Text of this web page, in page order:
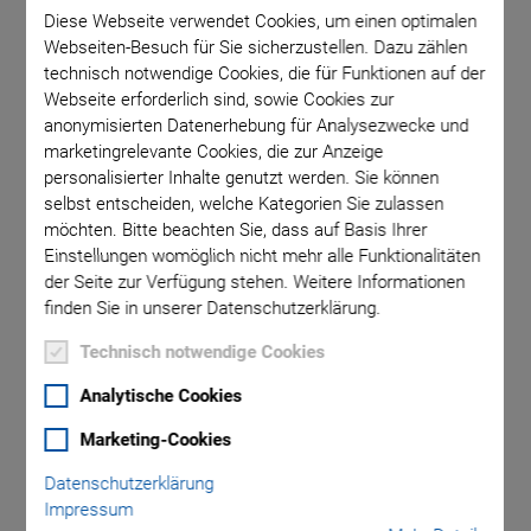
Diese Webseite verwendet Cookies, um einen optimalen
Webseiten-Besuch für Sie sicherzustellen. Dazu zählen
technisch notwendige Cookies, die für Funktionen auf der
Webseite erforderlich sind, sowie Cookies zur
anonymisierten Datenerhebung für Analysezwecke und
marketingrelevante Cookies, die zur Anzeige
personalisierter Inhalte genutzt werden. Sie können
selbst entscheiden, welche Kategorien Sie zulassen
möchten. Bitte beachten Sie, dass auf Basis Ihrer
Einstellungen womöglich nicht mehr alle Funktionalitäten
der Seite zur Verfügung stehen. Weitere Informationen
finden Sie in unserer Datenschutzerklärung.
Technisch notwendige Cookies
Analytische Cookies
Marketing-Cookies
Datenschutzerklärung
Impressum
Schmutzpartikel anfallen können, müssen die verwendeten
Systemkomponenten hochpräzise, steif und robust sein und
eine zuverlässig Leistung bieten.
Hauptmerkmale der
Lineartische
Kalibrierung in der Maschine
Anschluss für Spülluft zur Erzeugung von
gegen Partikel